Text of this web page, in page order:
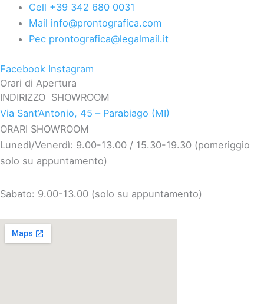
Cell +39 342 680 0031
Mail info@prontografica.com
Pec prontografica@legalmail.it
Facebook Instagram
Orari di Apertura
INDIRIZZO SHOWROOM
Via Sant’Antonio, 45 – Parabiago (MI)
ORARI SHOWROOM
Lunedì/Venerdì: 9.00-13.00 / 15.30-19.30 (pomeriggio
solo su appuntamento)
Sabato: 9.00-13.00 (solo su appuntamento)